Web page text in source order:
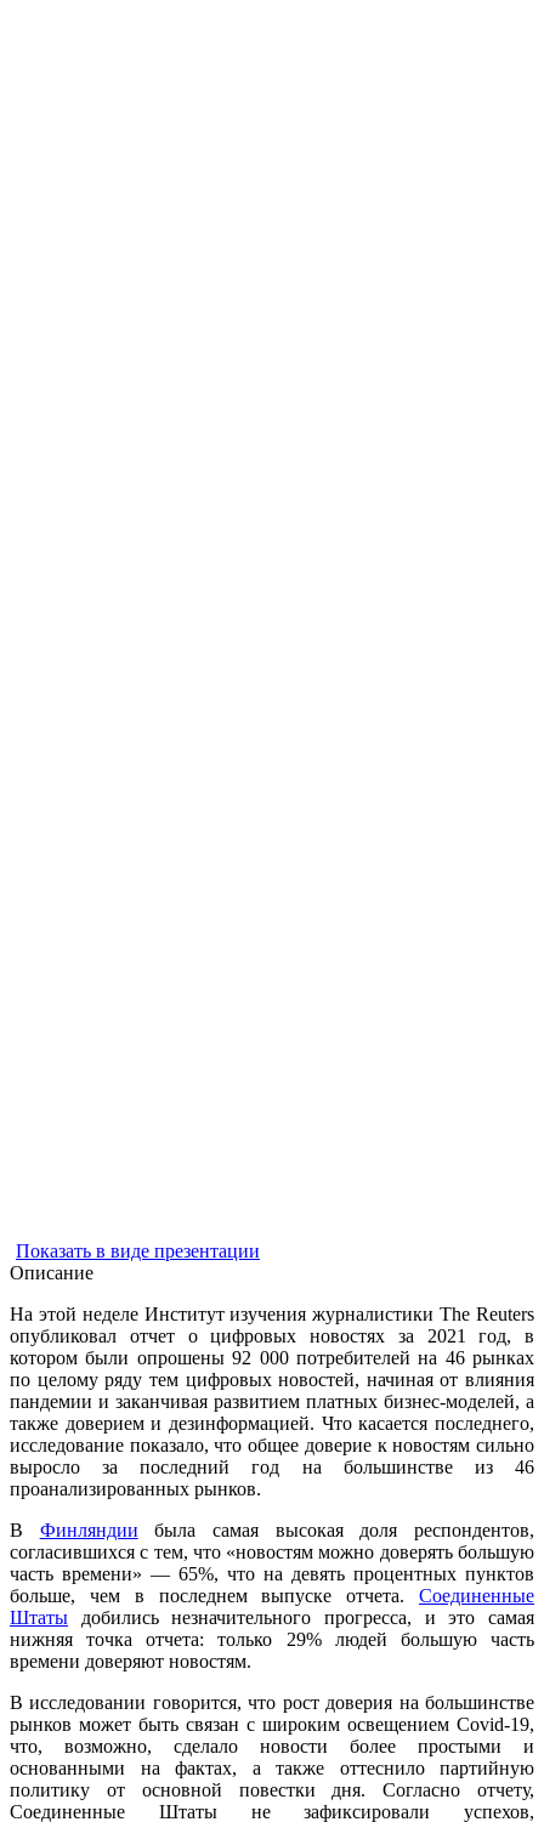
Показать в виде презентации
Описание
На этой неделе Институт изучения журналистики The Reuters
опубликовал отчет о цифровых новостях за 2021 год, в
котором были опрошены 92 000 потребителей на 46 рынках
по целому ряду тем цифровых новостей, начиная от влияния
пандемии и заканчивая развитием платных бизнес-моделей, а
также доверием и дезинформацией. Что касается последнего,
исследование показало, что общее доверие к новостям сильно
выросло за последний год на большинстве из 46
проанализированных рынков.
В Финляндии была самая высокая доля респондентов,
согласившихся с тем, что «новостям можно доверять большую
часть времени» — 65%, что на девять процентных пунктов
больше, чем в последнем выпуске отчета. Соединенные
Штаты добились незначительного прогресса, и это самая
нижняя точка отчета: только 29% людей большую часть
времени доверяют новостям.
В исследовании говорится, что рост доверия на большинстве
рынков может быть связан с широким освещением Covid-19,
что, возможно, сделало новости более простыми и
основанными на фактах, а также оттеснило партийную
политику от основной повестки дня. Согласно отчету,
Соединенные Штаты не зафиксировали успехов,